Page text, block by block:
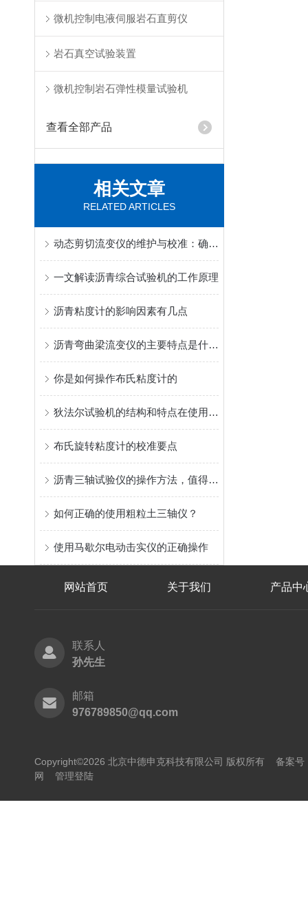
微机控制电液伺服岩石直剪仪
岩石真空试验装置
微机控制岩石弹性模量试验机
查看全部产品
相关文章
RELATED ARTICLES
动态剪切流变仪的维护与校准：确保长期数据可靠性的关键步骤
一文解读沥青综合试验机的工作原理
沥青粘度计的影响因素有几点
沥青弯曲梁流变仪的主要特点是什么呢？读完下文你就知道了
你是如何操作布氏粘度计的
狄法尔试验机的结构和特点在使用前一定要事先了解清楚
布氏旋转粘度计的校准要点
沥青三轴试验仪的操作方法，值得了解一下
如何正确的使用粗粒土三轴仪？
使用马歇尔电动击实仪的正确操作
网站首页 关于我们 产品中
联系人
孙先生
邮箱
976789850@qq.com
Copyright©2026 北京中德申克科技有限公司 版权所有 备案号
网
管理登陆